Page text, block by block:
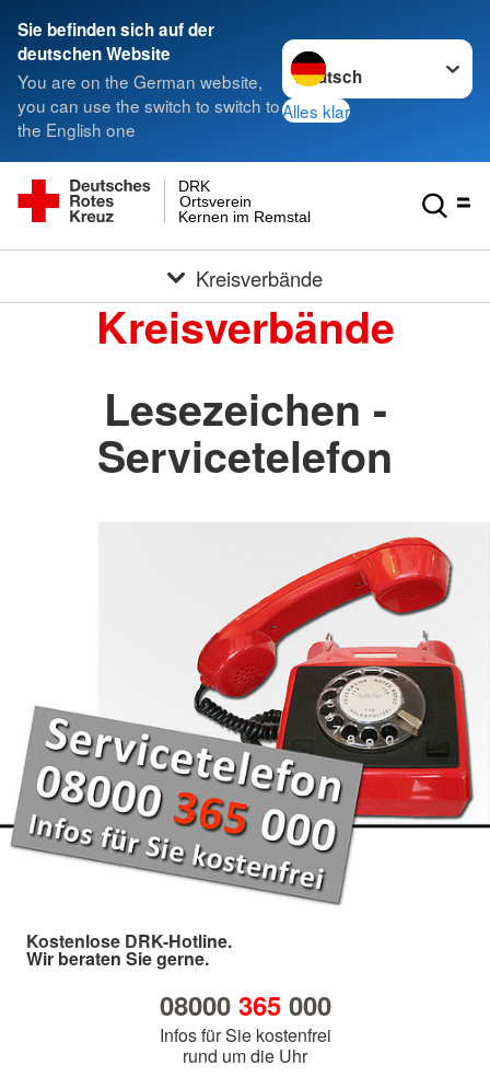
Sie befinden sich auf der
deutschen Website
You are on the German website,
you can use the switch to switch to
the English one
Sprache wechseln zu
Alles klar
Kernen im Remstal
Ortsverein
DRK
Kreisverbände
Kreisverbände
Lesezeichen -
Servicetelefon
Kostenlose DRK-Hotline.
Wir beraten Sie gerne.
08000 365000
Infos für Sie kostenfrei
rund um die Uhr